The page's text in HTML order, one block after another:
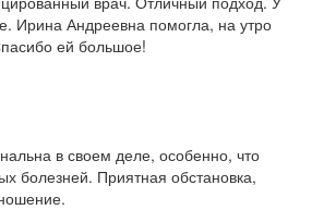
Ирина Андреевна помогла, на утро
ей большое!
в своем деле, особенно, что
болезней. Приятная обстановка,